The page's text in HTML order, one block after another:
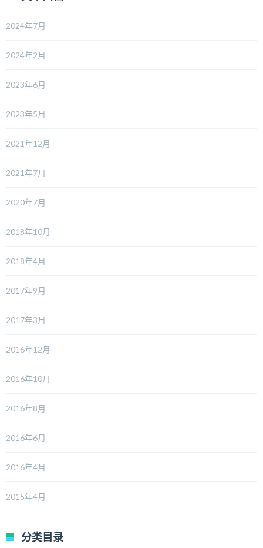
2024年7月
2024年2月
2023年6月
2023年5月
2021年12月
2021年7月
2020年7月
2018年10月
2018年4月
2017年9月
2017年3月
2016年12月
2016年10月
2016年8月
2016年6月
2016年4月
2015年4月
分类目录